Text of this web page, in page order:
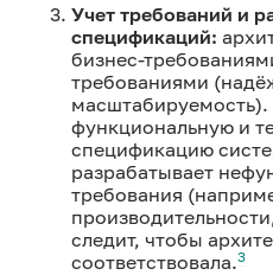
Учет требований и
спецификаций:
бизнес-
требованиями
масштабируемость).
функциональную и
спецификацию
разрабатывает
требования
следит, чтобы
соответствовала.3